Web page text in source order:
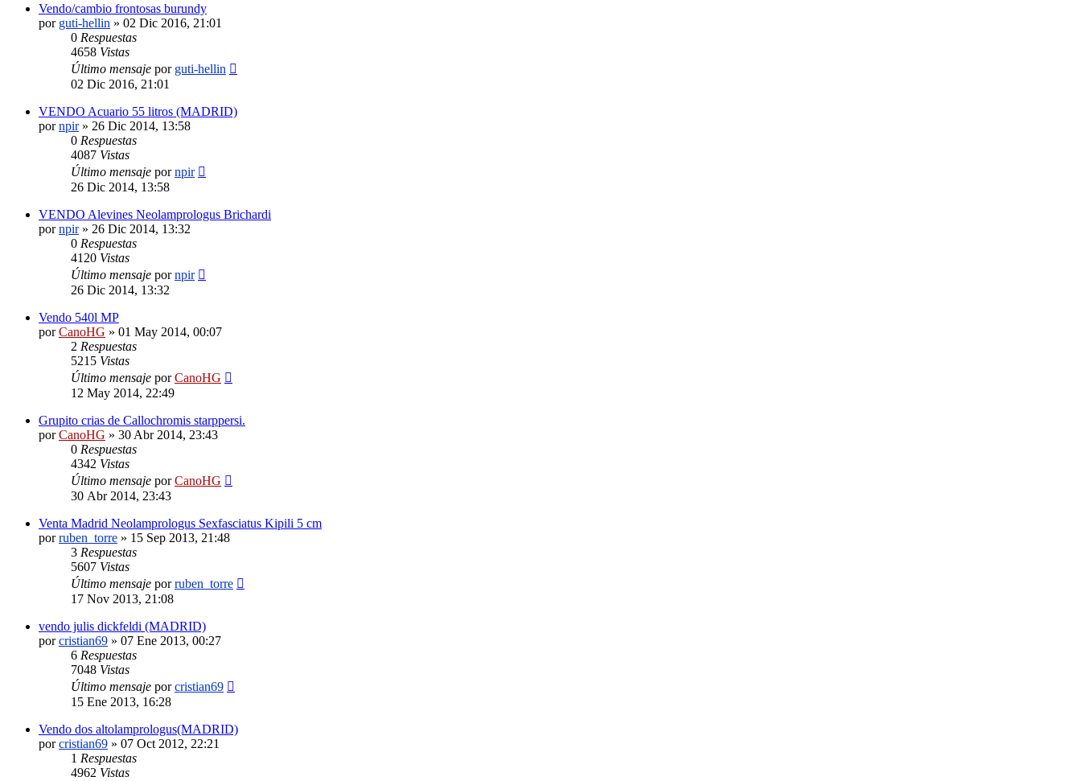
Vendo/cambio frontosas burundy
por guti-hellin » 02 Dic 2016, 21:01
0 Respuestas
4658 Vistas
Último mensaje por guti-hellin
02 Dic 2016, 21:01
VENDO Acuario 55 litros (MADRID)
pornpir» 26 Dic 2014, 13:58
0 Respuestas
4087 Vistas
Último mensaje pornpir
26 Dic 2014, 13:58
VENDO Alevines Neolamprologus Brichardi
pornpir» 26 Dic 2014, 13:32
0 Respuestas
4120 Vistas
Último mensaje pornpir
26 Dic 2014, 13:32
Vendo 540l MP
porCanoHG » 01 May 2014, 00:07
2 Respuestas
5215 Vistas
Último mensaje porCanoHG
12 May 2014, 22:49
Grupito crias de Callochromis starppersi.
porCanoHG » 30 Abr 2014, 23:43
0 Respuestas
4342 Vistas
Último mensaje porCanoHG
30 Abr 2014, 23:43
Venta Madrid Neolamprologus Sexfasciatus Kipili 5 cm
porruben_torre » 15 Sep 2013, 21:48
3 Respuestas
5607 Vistas
Último mensaje porruben_torre
17 Nov 2013, 21:08
vendo julis dickfeldi (MADRID)
porcristian69 » 07 Ene 2013, 00:27
6 Respuestas
7048 Vistas
Último mensaje porcristian69
15 Ene 2013, 16:28
Vendo dos altolamprologus(MADRID)
porcristian69 » 07 Oct 2012, 22:21
1 Respuestas
4962 Vistas